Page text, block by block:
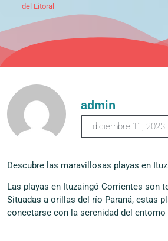
del Litoral
admin
diciembre 11, 2023
Descubre las maravillosas playas en
Las playas en Ituzaingó Corrientes son
Situadas a orillas del río Paraná, estas
conectarse con la serenidad del